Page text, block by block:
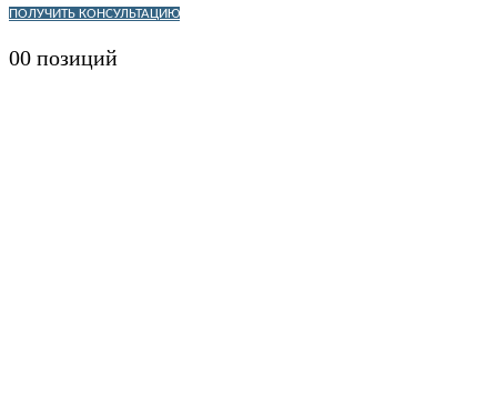
ПОЛУЧИТЬ КОНСУЛЬТАЦИЮ
00 позиций